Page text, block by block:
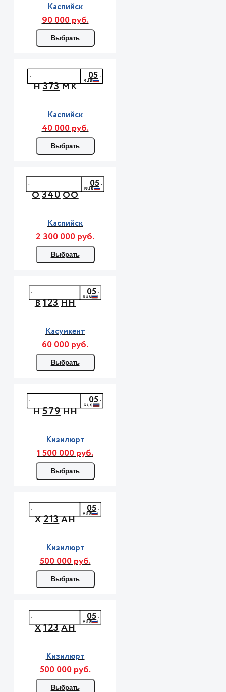
Каспийск
90 000 руб.
Выбрать
Н373МК
05
Каспийск
40 000 руб.
Выбрать
О340ОО
05
Каспийск
2 300 000 руб.
Выбрать
В123НН
05
Касумкент
60 000 руб.
Выбрать
Н579НН
05
Кизилюрт
1 500 000 руб.
Выбрать
Х213АН
05
Кизилюрт
500 000 руб.
Выбрать
Х123АН
05
Кизилюрт
500 000 руб.
Выбрать